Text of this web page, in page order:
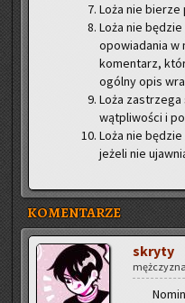
Loża nie bierze
Loża nie
opowiadania w
komentarz,
ogólny opis
Loża
wątpliwości i
Loża nie
jeżeli nie
KOMENTARZE
skry­ty